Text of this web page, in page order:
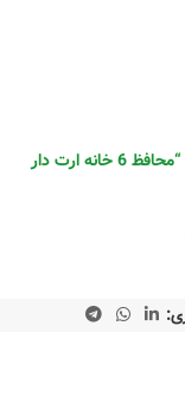
اولین نفری باشید که دیدگاهی را ارسال می کنید برای “محافظ 6 خانه ارت دار